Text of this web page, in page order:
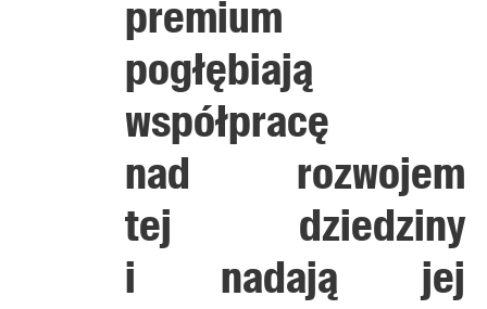
premium
pogłębiają
współpracę
nad rozwojem
tej dziedziny
i nadają jej